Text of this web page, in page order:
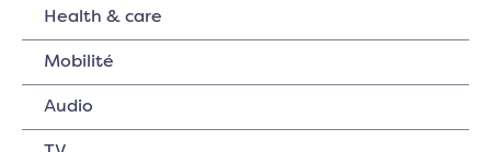
Health & care
Mobilité
Audio